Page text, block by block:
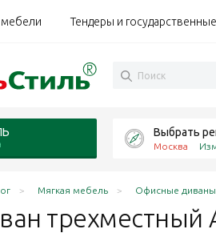
Тендеры и
Выбрать
Москва
Мягкая мебель Офисные диваны
трехместный